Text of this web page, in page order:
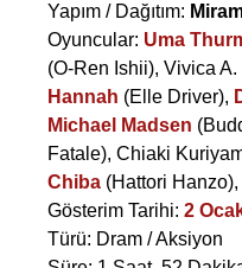
Yapım / Dağıtım:
Oyuncular: Uma
(O-Ren Ishii), Vivica A.
Hannah (Elle Driver),
Michael Madsen
Fatale), Chiaki
Chiba (Hattori Hanzo),
Gösterim Tarihi: 2
Türü: Dram / Aksiyon